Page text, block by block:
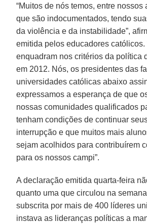
“Muitos de nós temos, entre nossos
que são indocumentados, tendo
da violência e da instabilidade”,
emitida pelos educadores católicos.
enquadram nos critérios da política
em 2012. Nós, os presidentes das
universidades católicas abaixo
expressamos a esperança de que
nossas comunidades qualificados
tenham condições de continuar
interrupção e que muitos mais
sejam acolhidos para contribuírem
para os nossos campi”.
A declaração emitida quarta-feira
quanto uma que circulou na
subscrita por mais de 400 líderes
instava as lideranças políticas a